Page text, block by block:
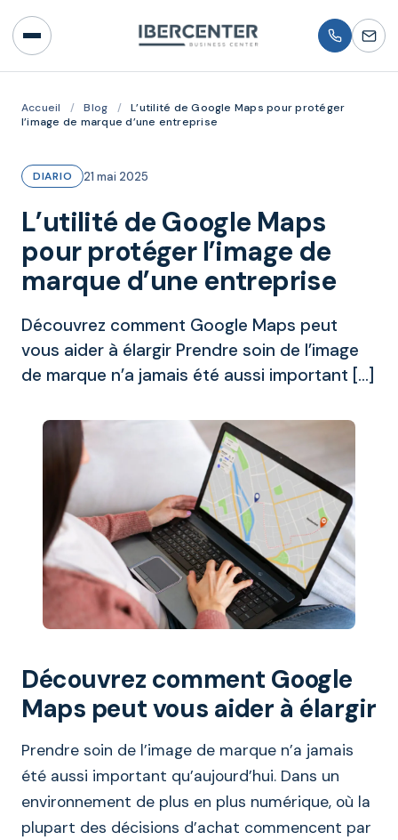
Accueil / Blog /
L’utilité de Google Maps pour protéger
l’image de marque d’une entreprise
DIARIO 21 mai 2025
L’utilité de Google Maps
pour protéger l’image de
marque d’une entreprise
Découvrez comment Google Maps peut
vous aider à élargir Prendre soin de l’image
de marque n’a jamais été aussi important […]
Découvrez comment Google
Maps peut vous aider à élargir
Prendre soin de l’image de marque n’a jamais
été aussi important qu’aujourd’hui. Dans un
environnement de plus en plus numérique, où la
plupart des décisions d’achat commencent par